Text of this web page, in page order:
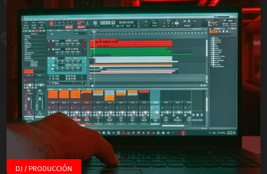
DJ / PRODUCCIÓN